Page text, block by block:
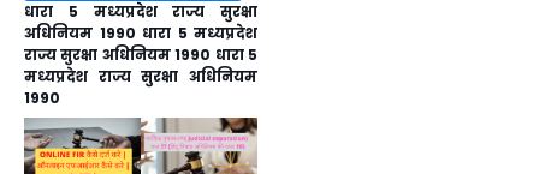
धारा 5 मध्यप्रदेश राज्य सुरक्षा
अधिनियम 1990 धारा 5 मध्यप्रदेश
राज्य सुरक्षा अधिनियम 1990 धारा 5
मध्यप्रदेश राज्य सुरक्षा अधिनियम
1990